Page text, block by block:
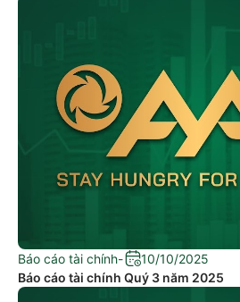
Báo cáo tài chính-
10/10/2025
Báo cáo tài chính Quý 3 năm 2025